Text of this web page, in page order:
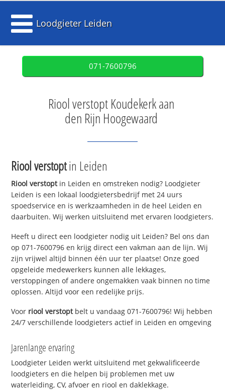
Loodgieter Leiden
071-7600796
Riool verstopt Koudekerk aan
den Rijn Hoogewaard
Riool verstoptin Leiden
Riool verstoptin Leiden en omstreken nodig? Loodgieter
Leiden is een lokaal loodgietersbedrijf met 24 uurs
spoedservice en is werkzaamheden in de heel Leiden en
daarbuiten. Wij werken uitsluitend met ervaren loodgieters.
Heeft u direct een loodgieter nodig uit Leiden? Bel ons dan
op 071-7600796 en krijg direct een vakman aan de lijn. Wij
zijn vrijwel altijd binnen één uur ter plaatse! Onze goed
opgeleide medewerkers kunnen alle lekkages,
verstoppingen of andere ongemakken vaak binnen no time
oplossen. Altijd voor een redelijke prijs.
Voor riool verstoptbelt u vandaag 071-7600796! Wij hebben
24/7 verschillende loodgieters actief in Leiden en omgeving
Jarenlange ervaring
Loodgieter Leiden werkt uitsluitend met gekwalificeerde
loodgieters en die helpen bij problemen met uw
waterleiding, CV, afvoer en riool en daklekkage.